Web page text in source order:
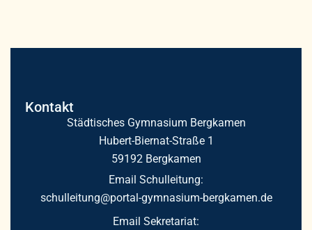
Kontakt
Städtisches Gymnasium Bergkamen
Hubert-Biernat-Straße 1
59192 Bergkamen
Email Schulleitung:
schulleitung@portal-gymnasium-bergkamen.de
Email Sekretariat: